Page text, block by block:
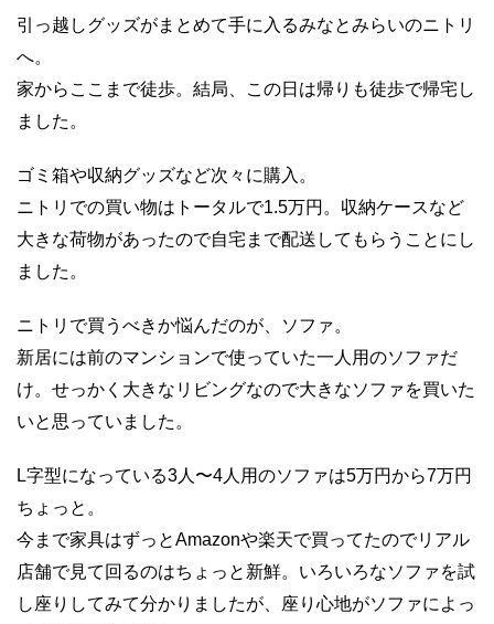
引っ越しグッズがまとめて手に入るみなとみらいのニトリ
へ。
家からここまで徒歩。結局、この日は帰りも徒歩で帰宅し
ました。
ゴミ箱や収納グッズなど次々に購入。
ニトリでの買い物はトータルで1.5万円。収納ケースなど
大きな荷物があったので自宅まで配送してもらうことにし
ました。
ニトリで買うべきか悩んだのが、ソファ。
新居には前のマンションで使っていた一人用のソファだ
け。せっかく大きなリビングなので大きなソファを買いた
いと思っていました。
L字型になっている3人〜4人用のソファは5万円から7万円
ちょっと。
今まで家具はずっとAmazonや楽天で買ってたのでリアル
店舗で見て回るのはちょっと新鮮。いろいろなソファを試
し座りしてみて分かりましたが、座り心地がソファによっ